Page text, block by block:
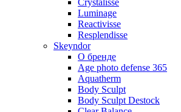
Crystalisse
Luminage
Reactivisse
Resplendisse
Skeyndor
О бренде
Age photo defense 365
Aquatherm
Body Sculpt
Body Sculpt Destock